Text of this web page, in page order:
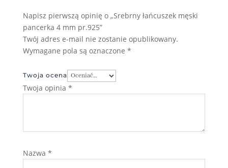
Napisz pierwszą opinię o „Srebrny łańcuszek męski
pancerka 4 mm pr.925”
Twój adres e-mail nie zostanie opublikowany.
Wymagane pola są oznaczone *
Twoja ocena
Twoja opinia *
Nazwa *